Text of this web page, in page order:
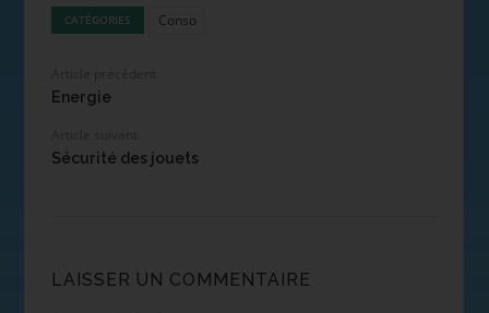
CATÉGORIES Conso
Energie
Sécurité des jouets
LAISSER UN COMMENTAIRE